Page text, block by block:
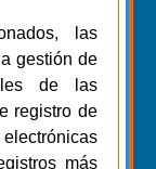
las
gestión de
de las
registro de
más